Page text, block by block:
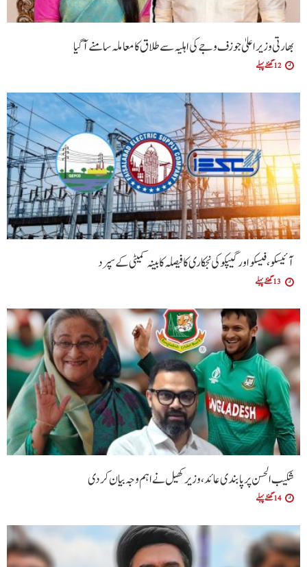
بھارتی وزیراعلیٰ جوزف وجے کی اہلیہ سے طلاق کا معاملہ سامنے آگیا
12 گھنٹے پہلے
آئیسکو، فیسکو اور گیپکو کی نجکاری کا فیصلہ کابینہ کمیٹی کے سپرد
13 گھنٹے پہلے
شکیب الحسن پر پابندی عائد، وزیر کھیل نے اہم وجہ بیان کر دی
14 گھنٹے پہلے